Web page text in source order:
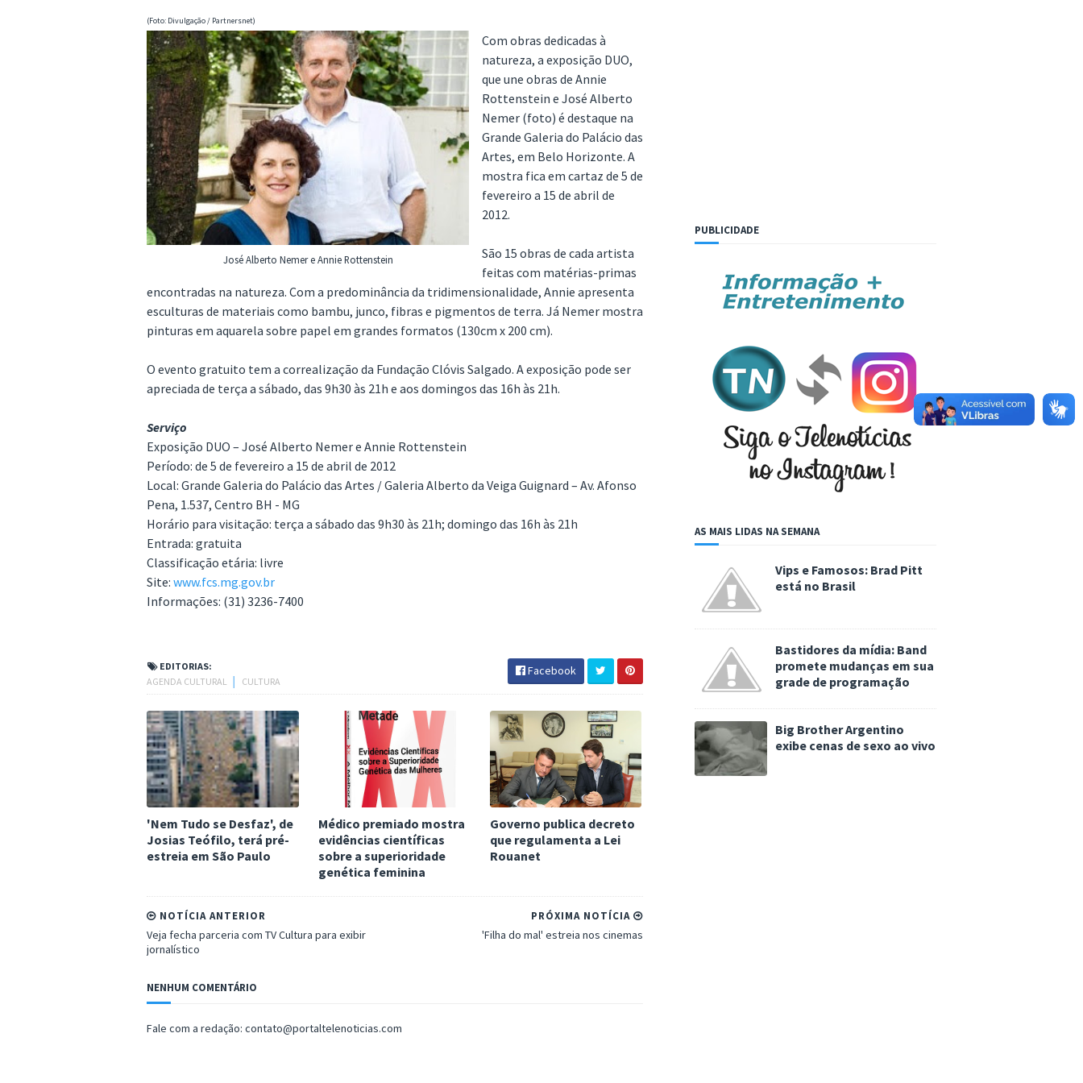
(Foto: Divulgação / Partnersnet)
José Alberto Nemer e Annie Rottenstein
Com obras dedicadas à
natureza, a exposição DUO,
que une obras de Annie
Rottenstein e José Alberto
Nemer (foto) é destaque na
Grande Galeria do Palácio das
Artes, em Belo Horizonte. A
mostra fica em cartaz de 5 de
fevereiro a 15 de abril de
2012.
São 15 obras de cada artista
feitas com matérias-primas
encontradas na natureza. Com a predominância da tridimensionalidade, Annie apresenta
esculturas de materiais como bambu, junco, fibras e pigmentos de terra. Já Nemer mostra
pinturas em aquarela sobre papel em grandes formatos (130cm x 200 cm).
O evento gratuito tem a correalização da Fundação Clóvis Salgado. A exposição pode ser
apreciada de terça a sábado, das 9h30 às 21h e aos domingos das 16h às 21h.
Serviço
Exposição DUO – José Alberto Nemer e Annie Rottenstein
Período: de 5 de fevereiro a 15 de abril de 2012
Local: Grande Galeria do Palácio das Artes / Galeria Alberto da Veiga Guignard – Av. Afonso
Pena, 1.537, Centro BH - MG
Horário para visitação: terça a sábado das 9h30 às 21h; domingo das 16h às 21h
Entrada: gratuita
Classificação etária: livre
Site: www.fcs.mg.gov.br
Informações: (31) 3236-7400
EDITORIAS:
AGENDA CULTURAL
CULTURA
Facebook
'Nem Tudo se Desfaz', de
Josias Teófilo, terá pré-
estreia em São Paulo
Médico premiado mostra
evidências científicas
sobre a superioridade
genética feminina
Governo publica decreto
que regulamenta a Lei
Rouanet
PRÓXIMA NOTÍCIA
'Filha do mal' estreia nos cinemas
NOTÍCIA ANTERIOR
Veja fecha parceria com TV Cultura para exibir
jornalístico
NENHUM COMENTÁRIO
Fale com a redação: contato@portaltelenoticias.com
PUBLICIDADE
AS MAIS LIDAS NA SEMANA
Vips e Famosos: Brad Pitt
está no Brasil
Bastidores da mídia: Band
promete mudanças em sua
grade de programação
Big Brother Argentino
exibe cenas de sexo ao vivo